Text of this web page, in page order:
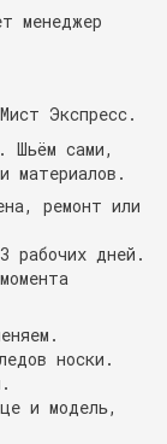
менеджер
Экспресс.
Шьём сами,
материалов.
ремонт или
рабочих дней.
носки.
и модель,